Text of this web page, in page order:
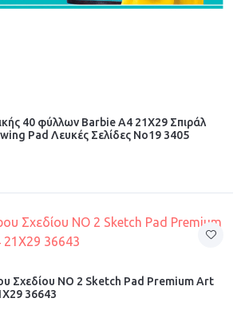
40 φύλλων Barbie Α4 21X29 Σπιράλ
Pad Λευκές Σελίδες Νο19 3405
Σχεδίου ΝΟ 2 Sketch Pad Premium Art
36643